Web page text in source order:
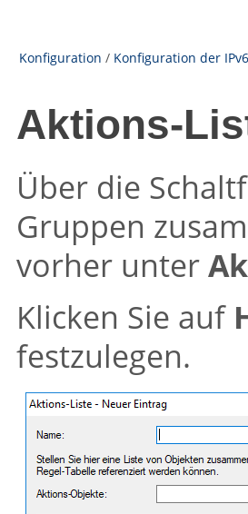
Konfiguration / Konfiguration der
Aktions-
Über die
Gruppen
vorher unter
Klicken Sie auf
festzulegen.